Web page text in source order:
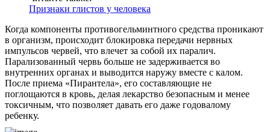
Признаки глистов у человека
Когда компоненты противогельминтного средства проникают
в организм, происходит блокировка передачи нервных
импульсов червей, что влечет за собой их паралич.
Парализованный червь больше не задерживается во
внутренних органах и выводится наружу вместе с калом.
После приема «Пирантела», его составляющие не
поглощаются в кровь, делая лекарство безопасным и менее
токсичным, что позволяет давать его даже годовалому
ребенку.